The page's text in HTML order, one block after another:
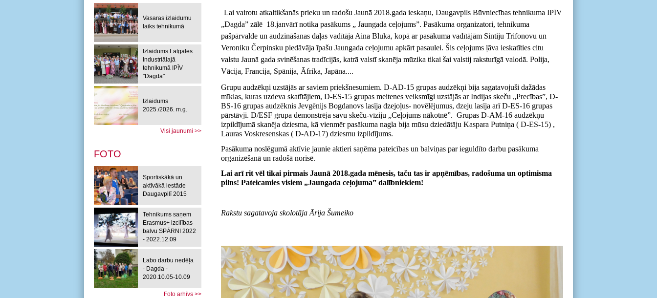
Vasaras izlaidumu
laiks tehnikumā
Izlaidums Latgales
Industriālajā
tehnikumā IPĪV
"Dagda"
Izlaidums
2025./2026. m.g.
Visi jaunumi >>
FOTO
Sportiskākā un
aktīvākā iestāde
Daugavpilī 2015
Tehnikums saņem
Erasmus+ izcilības
balvu SPĀRNI 2022
- 2022.12.09
Labo darbu nedēļa
- Dagda -
2020.10.05-10.09
Foto arhīvs >>
Lai vairotu atkaltikšanās prieku un radošu Jaunā 2018.gada ieskaņu, Daugavpils Būvniecības tehnikuma IPĪV
„Dagda” zālē 18.janvārī notika pasākums „ Jaungada ceļojums”. Pasākuma organizatori, tehnikuma
pašpārvalde un audzināšanas daļas vadītāja Aina Bluka, kopā ar pasākuma vadītājām Sintiju Trifonovu un
Veroniku Čerpinsku piedāvāja īpašu Jaungada ceļojumu apkārt pasaulei. Šis ceļojums ļāva ieskatīties citu
valstu Jaunā gada svinēšanas tradīcijās, katrā valstī skanēja mūzika tikai šai valstij raksturīgā valodā. Polija,
Vācija, Francija, Spānija, Āfrika, Japāna....
Grupu audzēkņi uzstājās ar saviem priekšnesumiem. D-AD-15 grupas audzēkņi bija sagatavojuši dažādas
mīklas, kuras uzdeva skatītājiem, D-ES-15 grupas meitenes veiksmīgi uzstājās ar Indijas skeču „Precības”, D-
BS-16 grupas audzēknis Jevgēnijs Bogdanovs lasīja dzejoļus- novēlējumus, dzeju lasīja arī D-ES-16 grupas
pārstāvji. D/ESF grupa demonstrēja savu skeču-vīziju „Ceļojums nākotnē”. Grupas D-AM-16 audzēkņu
izpildījumā skanēja dziesma, kā vienmēr pasākuma nagla bija mūsu dziedātāju Kaspara Putniņa ( D-ES-15) ,
Lauras Voskresenskas ( D-AD-17) dziesmu izpildījums.
Pasākuma noslēgumā aktīvie jaunie aktieri saņēma pateicības un balviņas par ieguldīto darbu pasākuma
organizēšanā un radošā norisē.
Lai arī rit vēl tikai pirmais Jaunā 2018.gada mēnesis, taču tas ir apņēmības, radošuma un optimisma
pilns! Pateicamies visiem „Jaungada ceļojuma” dalībniekiem!
Rakstu sagatavoja skolotāja Ārija Šumeiko